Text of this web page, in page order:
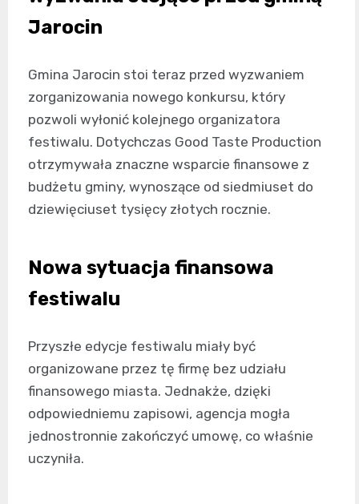
Jarocin
Gmina Jarocin stoi teraz przed wyzwaniem
zorganizowania nowego konkursu, który
pozwoli wyłonić kolejnego organizatora
festiwalu. Dotychczas Good Taste Production
otrzymywała znaczne wsparcie finansowe z
budżetu gminy, wynoszące od siedmiuset do
dziewięciuset tysięcy złotych rocznie.
Nowa sytuacja finansowa
festiwalu
Przyszłe edycje festiwalu miały być
organizowane przez tę firmę bez udziału
finansowego miasta. Jednakże, dzięki
odpowiedniemu zapisowi, agencja mogła
jednostronnie zakończyć umowę, co właśnie
uczyniła.